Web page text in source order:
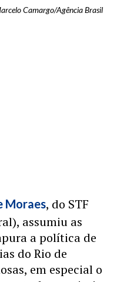
Camargo/Agência Brasil
Moraes, do STF
assumiu as
a política de
do Rio de
em especial o